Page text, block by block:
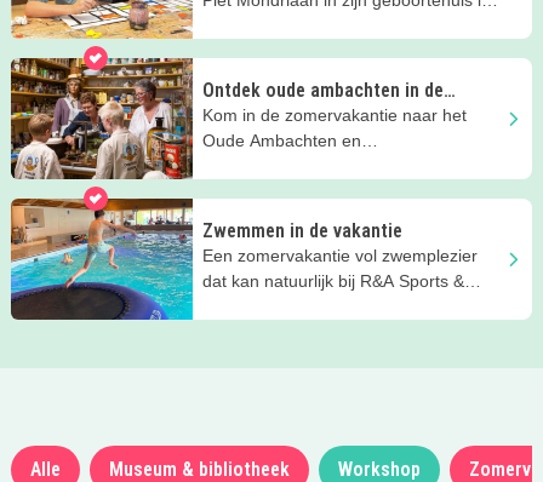
Ontdek oude ambachten in de
zomervakantie
Kom in de zomervakantie naar het
Oude Ambachten en
Zwemmen in de vakantie
Een zomervakantie vol zwemplezier
dat kan natuurlijk bij R&A Sports &
Alle Museum & bibliotheek Workshop